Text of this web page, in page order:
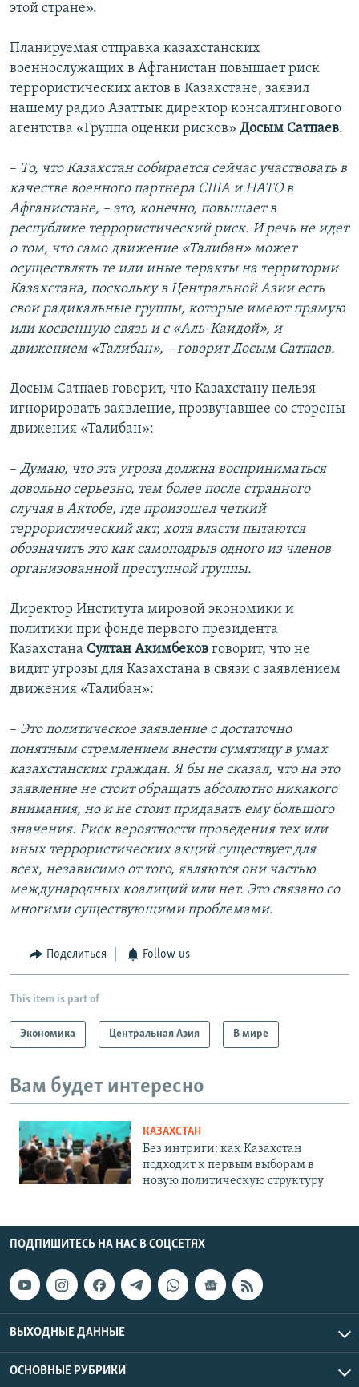
этой стране».
Планируемая отправка казахстанских
военнослужащих в Афганистан повышает риск
террористических актов в Казахстане, заявил
нашему радио Азаттык директор консалтингового
агентства «Группа оценки рисков» Досым Сатпаев.
– То, что Казахстан собирается сейчас участвовать в
качестве военного партнера США и НАТО в
Афганистане, – это, конечно, повышает в
республике террористический риск. И речь не идет
о том, что само движение «Талибан» может
осуществлять те или иные теракты на территории
Казахстана, поскольку в Центральной Азии есть
свои радикальные группы, которые имеют прямую
или косвенную связь и с «Аль-Каидой», и
движением «Талибан», – говорит Досым Сатпаев.
Досым Сатпаев говорит, что Казахстану нельзя
игнорировать заявление, прозвучавшее со стороны
движения «Талибан»:
– Думаю, что эта угроза должна восприниматься
довольно серьезно, тем более после странного
случая в Актобе, где произошел четкий
террористический акт, хотя власти пытаются
обозначить это как самоподрыв одного из членов
организованной преступной группы.
Директор Института мировой экономики и
политики при фонде первого президента
Казахстана Султан Акимбеков говорит, что не
видит угрозы для Казахстана в связи с заявлением
движения «Талибан»:
– Это политическое заявление с достаточно
понятным стремлением внести сумятицу в умах
казахстанских граждан. Я бы не сказал, что на это
заявление не стоит обращать абсолютно никакого
внимания, но и не стоит придавать ему большого
значения. Риск вероятности проведения тех или
иных террористических акций существует для
всех, независимо от того, являются они частью
международных коалиций или нет. Это связано со
многими существующими проблемами.
Поделиться Follow us
This item is part of
Экономика Центральная Азия В мире
Вам будет интересно
КАЗАХСТАН
Без интриги: как Казахстан
подходит к первым выборам в
новую политическую структуру
ПОДПИШИТЕСЬ НА НАС В СОЦСЕТЯХ
ВЫХОДНЫЕ ДАННЫЕ
ОСНОВНЫЕ РУБРИКИ